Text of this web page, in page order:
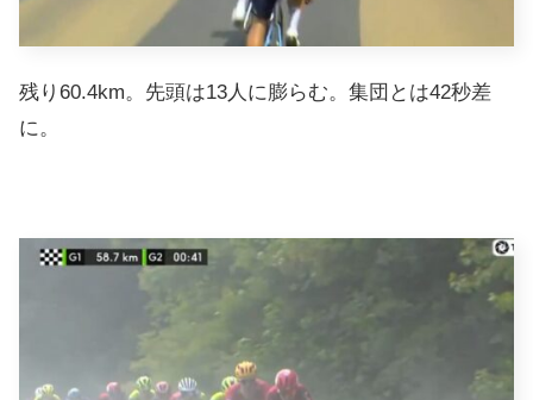
残り60.4km。先頭は13人に膨らむ。集団とは42秒差
に。